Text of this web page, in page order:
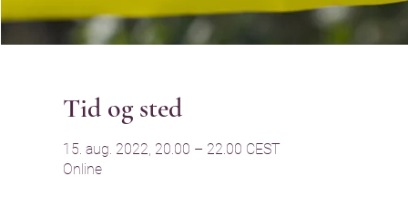
Tid og sted
15. aug. 2022, 20.00 – 22.00 CEST
Online